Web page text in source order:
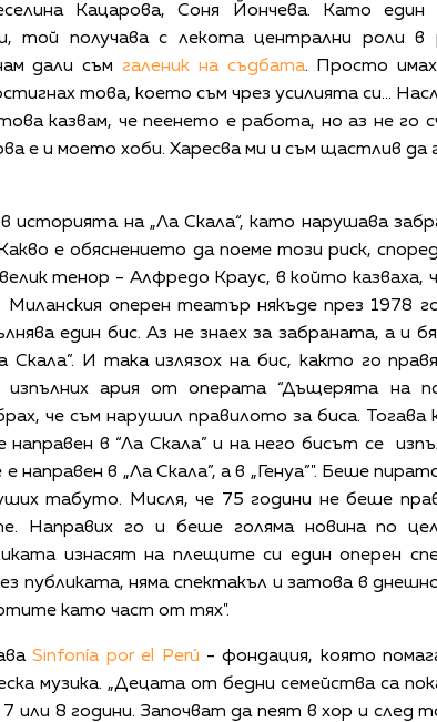
Кацарова, Соня Йончева. Като
той получава с лекота централни роли в
дали съм галеник на съдбата. Просто
това, което съм чрез усилията си...
казвам, че пеенето е работа, но аз не го
е и моето хоби. Харесва ми и съм щастлив да
историята на „Ла Скала“, като нарушава
е обяснението да поеме този риск,
тенор - Алфредо Краус, в който казваха,
Миланския оперен театър някъде през 1978
един бис. Аз не знаех за забраната, а и
Скала”. И така излязох на бис, както го
ария от операта “Дъщерята на
че съм нарушил правилото за биса.
направен в “Ла Скала” и на него бисът се
направен в „Ла Скала”, а в „Генуа”". Беше
табуто. Мисля, че 75 години не беше
Направих го и беше голяма новина по
изнасят на плещите си един оперен
публиката, няма спектакъл и затова в
като част от тях".
Sinfonía por el Perú - фондация, която
музика. „Децата от бедни семейства са
или 8 години. Започват да пеят в хор и след